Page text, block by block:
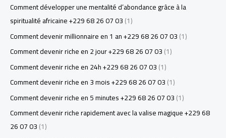
Comment développer une mentalité d’abondance grâce à la
spiritualité africaine +229 68 26 07 03(1)
Comment devenir millionnaire en 1 an +229 68 26 07 03(1)
Comment devenir riche en 2 jour +229 68 26 07 03(1)
Comment devenir riche en 24h +229 68 26 07 03(1)
Comment devenir riche en 3 mois +229 68 26 07 03(1)
Comment devenir riche en 5 minutes +229 68 26 07 03(1)
Comment devenir riche rapidement avec la valise magique +229 68
26 07 03(1)